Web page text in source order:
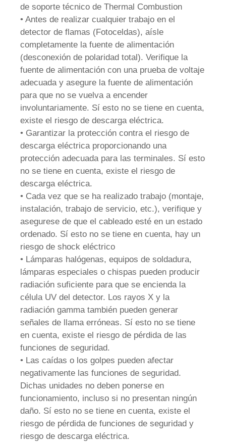
de soporte técnico de Thermal Combustion
• Antes de realizar cualquier trabajo en el
detector de flamas (Fotoceldas), aísle
completamente la fuente de alimentación
(desconexión de polaridad total). Verifique la
fuente de alimentación con una prueba de voltaje
adecuada y asegure la fuente de alimentación
para que no se vuelva a encender
involuntariamente. Sí esto no se tiene en cuenta,
existe el riesgo de descarga eléctrica.
• Garantizar la protección contra el riesgo de
descarga eléctrica proporcionando una
protección adecuada para las terminales. Sí esto
no se tiene en cuenta, existe el riesgo de
descarga eléctrica.
• Cada vez que se ha realizado trabajo (montaje,
instalación, trabajo de servicio, etc.), verifique y
asegurese de que el cableado esté en un estado
ordenado. Sí esto no se tiene en cuenta, hay un
riesgo de shock eléctrico
• Lámparas halógenas, equipos de soldadura,
lámparas especiales o chispas pueden producir
radiación suficiente para que se encienda la
célula UV del detector. Los rayos X y la
radiación gamma también pueden generar
señales de llama erróneas. Sí esto no se tiene
en cuenta, existe el riesgo de pérdida de las
funciones de seguridad.
• Las caídas o los golpes pueden afectar
negativamente las funciones de seguridad.
Dichas unidades no deben ponerse en
funcionamiento, incluso si no presentan ningún
daño. Sí esto no se tiene en cuenta, existe el
riesgo de pérdida de funciones de seguridad y
riesgo de descarga eléctrica.